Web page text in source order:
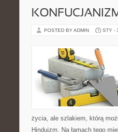
POSTED BY ADMIN STY -
życia, ale szlakiem, którą
Hinduizm. Na łamach tego